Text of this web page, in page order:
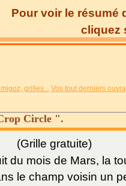
Pour voir le résumé
cliquez
grilles... Vos tout derniers
Circle ".
(Grille gratuite)
du mois de Mars, la
le champ voisin un